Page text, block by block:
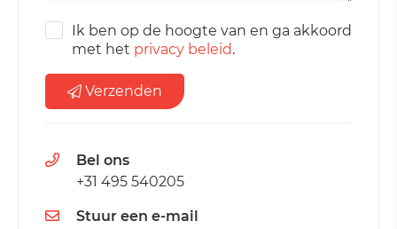
Ik ben op de hoogte van en ga akkoord
met het privacy beleid.
Verzenden
Bel ons
+31 495 540205
Stuur een e-mail